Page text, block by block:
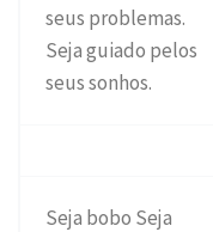
seus problemas.
Seja guiado pelos
seus sonhos.
Seja bobo Seja